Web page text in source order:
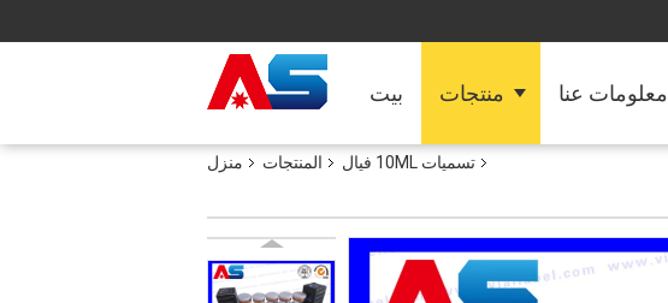
بيت منتجات معلومات عنا
منزل المنتجات تسميات 10ML فيال